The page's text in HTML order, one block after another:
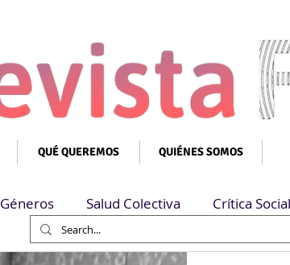
QUÉ QUEREMOS QUIÉNES SOMOS
Géneros Salud Colectiva Crítica Social